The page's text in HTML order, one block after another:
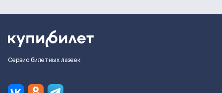
Сервис билетных лазеек